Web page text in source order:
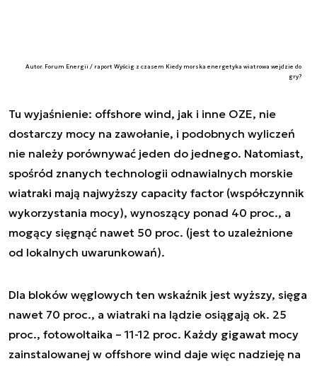
Autor. Forum Energii / raport Wyścig z czasem Kiedy morska energetyka wiatrowa wejdzie do
gry?
Tu wyjaśnienie: offshore wind, jak i inne OZE, nie
dostarczy mocy na zawołanie, i podobnych wyliczeń
nie należy porównywać jeden do jednego. Natomiast,
spośród znanych technologii odnawialnych morskie
wiatraki mają najwyższy capacity factor (współczynnik
wykorzystania mocy), wynoszący ponad 40 proc., a
mogący sięgnąć nawet 50 proc. (jest to uzależnione
od lokalnych uwarunkowań).
Dla bloków węglowych ten wskaźnik jest wyższy, sięga
nawet 70 proc., a wiatraki na lądzie osiągają ok. 25
proc., fotowoltaika – 11-12 proc. Każdy gigawat mocy
zainstalowanej w offshore wind daje więc nadzieję na